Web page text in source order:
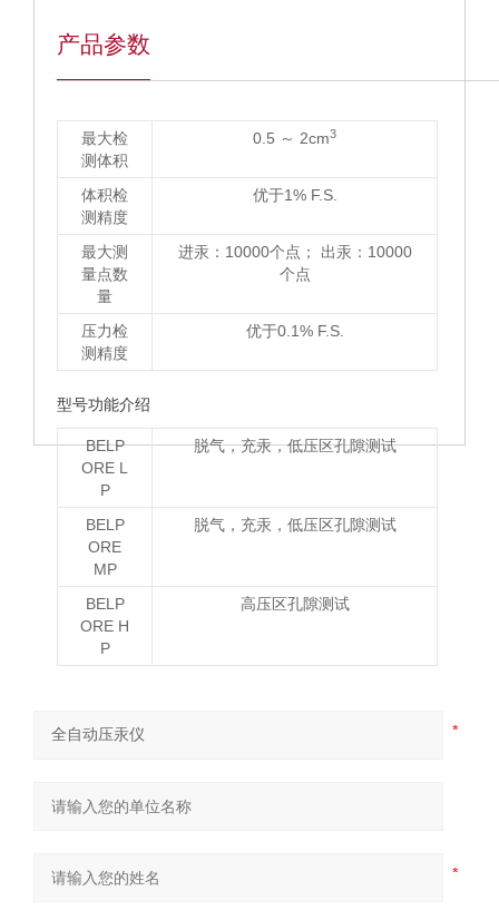
产品参数
最大检
测体积
0.5 ～ 2cm3
体积检
测精度
优于1% F.S.
最大测
量点数
量
进汞：10000个点； 出汞：10000
个点
压力检
测精度
优于0.1% F.S.
型号功能介绍
BELP
ORE L
P
脱气，充汞，低压区孔隙测试
BELP
ORE
MP
脱气，充汞，低压区孔隙测试
BELP
ORE H
P
高压区孔隙测试